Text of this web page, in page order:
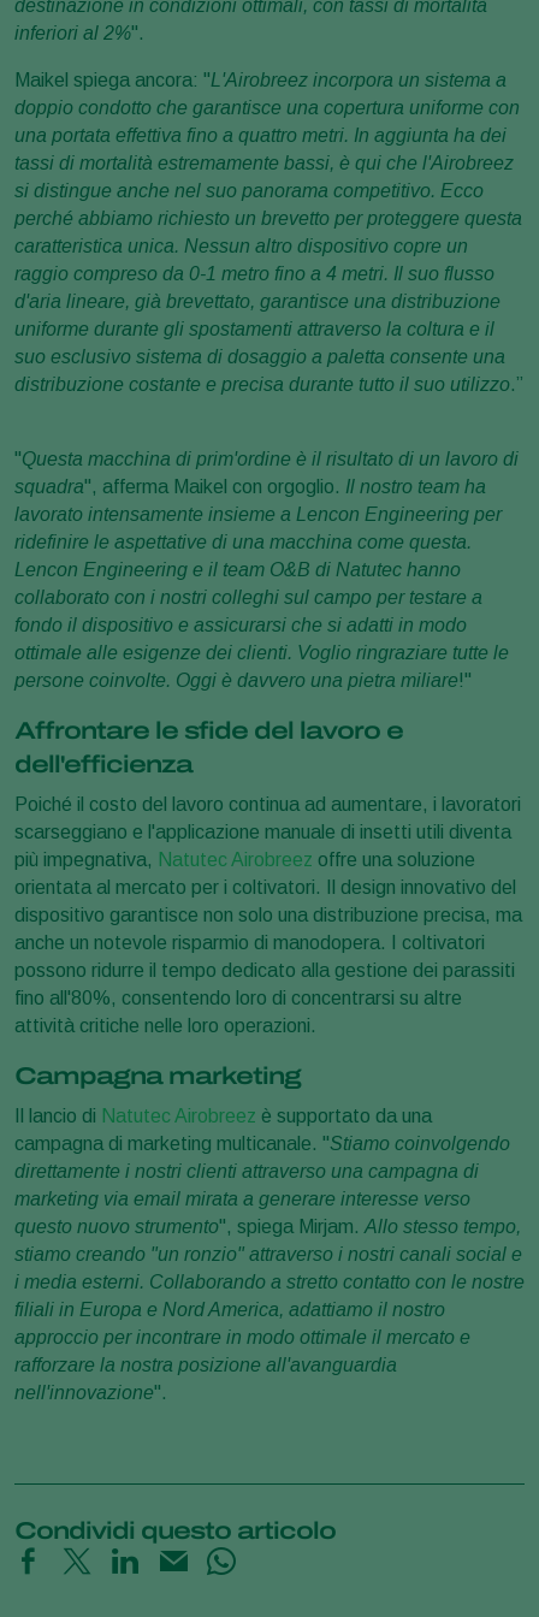
destinazione in condizioni ottimali, con tassi di mortalità
inferiori al 2%".
Maikel spiega ancora: "L'Airobreez incorpora un sistema a
doppio condotto che garantisce una copertura uniforme con
una portata effettiva fino a quattro metri. In aggiunta ha dei
tassi di mortalità estremamente bassi, è qui che l'Airobreez
si distingue anche nel suo panorama competitivo. Ecco
perché abbiamo richiesto un brevetto per proteggere questa
caratteristica unica. Nessun altro dispositivo copre un
raggio compreso da 0-1 metro fino a 4 metri. Il suo flusso
d'aria lineare, già brevettato, garantisce una distribuzione
uniforme durante gli spostamenti attraverso la coltura e il
suo esclusivo sistema di dosaggio a paletta consente una
distribuzione costante e precisa durante tutto il suo utilizzo.”
"Questa macchina di prim'ordine è il risultato di un lavoro di
squadra", afferma Maikel con orgoglio. Il nostro team ha
lavorato intensamente insieme a Lencon Engineering per
ridefinire le aspettative di una macchina come questa.
Lencon Engineering e il team O&B di Natutec hanno
collaborato con i nostri colleghi sul campo per testare a
fondo il dispositivo e assicurarsi che si adatti in modo
ottimale alle esigenze dei clienti. Voglio ringraziare tutte le
persone coinvolte. Oggi è davvero una pietra miliare!"
Affrontare le sfide del lavoro e
dell'efficienza
Poiché il costo del lavoro continua ad aumentare, i lavoratori
scarseggiano e l'applicazione manuale di insetti utili diventa
più impegnativa, Natutec Airobreez offre una soluzione
orientata al mercato per i coltivatori. Il design innovativo del
dispositivo garantisce non solo una distribuzione precisa, ma
anche un notevole risparmio di manodopera. I coltivatori
possono ridurre il tempo dedicato alla gestione dei parassiti
fino all'80%, consentendo loro di concentrarsi su altre
attività critiche nelle loro operazioni.
Campagna marketing
Il lancio di Natutec Airobreez è supportato da una
campagna di marketing multicanale. "Stiamo coinvolgendo
direttamente i nostri clienti attraverso una campagna di
marketing via email mirata a generare interesse verso
questo nuovo strumento", spiega Mirjam. Allo stesso tempo,
stiamo creando "un ronzio" attraverso i nostri canali social e
i media esterni. Collaborando a stretto contatto con le nostre
filiali in Europa e Nord America, adattiamo il nostro
approccio per incontrare in modo ottimale il mercato e
rafforzare la nostra posizione all'avanguardia
nell'innovazione".
Condividi questo articolo